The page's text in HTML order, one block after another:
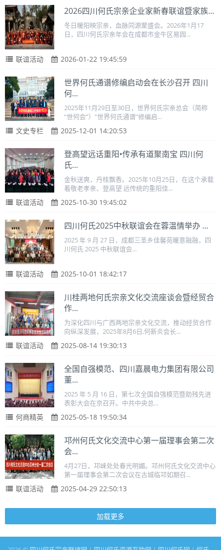
2026四川何氏宗亲企业家新春联谊暨家族...
冬日暖阳映宗亲，血脉同源聚盛会。2026年1月17
日，四川何氏宗亲年会在成都市金牛区易园...
联谊活动 2026-01-22 19:45:59
世界何氏通谱修编启动会在长沙召开 四川
何...
2025年11月29日至30日，世界何氏宗亲总会（简称
“世何会”）“世界何氏通谱”修编启...
文史专栏 2025-12-01 14:20:53
登高望远话重阳•传承有道聚南宝 四川何
氏...
金秋送爽，丹桂飘香。2025年10月25日，在这个承载
着敬老孝亲、登高望 远传统的重阳佳...
联谊活动 2025-10-30 19:45:02
四川何氏2025中秋联谊会在蓉温情举办 ...
2025 年 9 月 27 日，成都三圣乡佳馨苑暖意融融，四
川何氏 2025 中秋联谊会...
联谊活动 2025-10-01 18:42:17
川桂两地何氏宗亲文化交流座谈会暨经贸合
作...
为深化四川与广西两地宗亲文化交流，推动经贸合作
向纵深发展，2025年8月6日,何新炎会长...
联谊活动 2025-08-14 19:30:13
全国自强模范、四川嘉晨电力集团有限公司
董...
2025 年 5 月 16 日，第七次全国自强模范暨助残先进
表彰大会在京召开。中共中央总...
何商精英 2025-05-18 19:50:34
邛州何氏文化交流中心第一届理事会第二次
会...
4月27日，邛崃处处春光明媚。邛州何氏文化交流中心
第一届理事会第二次会议在古城临邛如期召...
联谊活动 2025-04-29 22:50:13
加载更多